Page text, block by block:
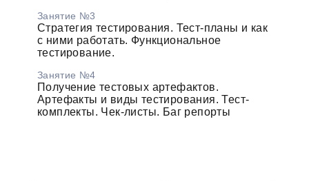
Занятие №3
Стратегия тестирования. Тест-планы и как
с ними работать. Функциональное
тестирование.
Занятие №4
Получение тестовых артефактов.
Артефакты и виды тестирования. Тест-
комплекты. Чек-листы. Баг репорты